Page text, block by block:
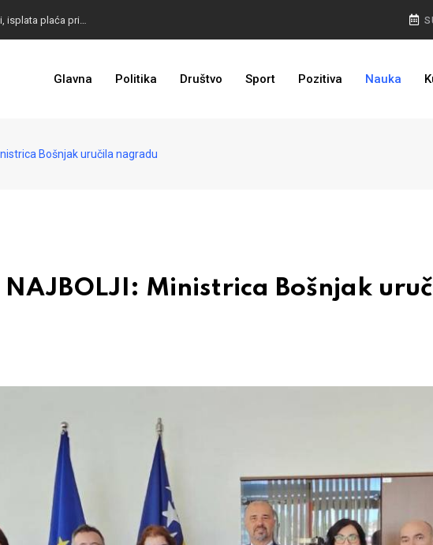
I TO JE BIH: Prvašićima 50 ruksaka sa školskim priborom
Glavna Politika Društvo Sport Pozitiva Nauka
Bošnjak uručila nagradu
NAJBOLJI: Ministrica Bošnjak